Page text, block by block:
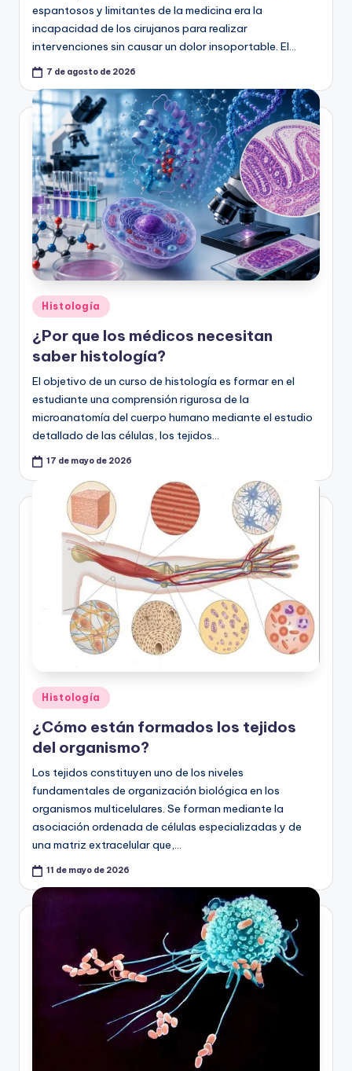
espantosos y limitantes de la medicina era la
incapacidad de los cirujanos para realizar
intervenciones sin causar un dolor insoportable. El…
7 de agosto de 2026
Publicado
en
Histología
¿Por que los médicos necesitan
saber histología?
El objetivo de un curso de histología es formar en el
estudiante una comprensión rigurosa de la
microanatomía del cuerpo humano mediante el estudio
detallado de las células, los tejidos…
17 de mayo de 2026
Publicado
en
Histología
¿Cómo están formados los tejidos
del organismo?
Los tejidos constituyen uno de los niveles
fundamentales de organización biológica en los
organismos multicelulares. Se forman mediante la
asociación ordenada de células especializadas y de
una matriz extracelular que,…
11 de mayo de 2026